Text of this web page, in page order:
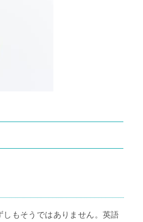
もそうではありません。英語